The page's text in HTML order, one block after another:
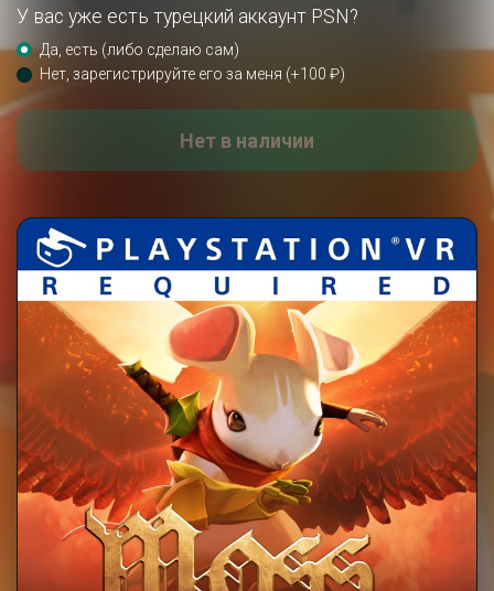
У вас уже есть турецкий аккаунт PSN?
Да, есть (либо сделаю сам)
Нет, зарегистрируйте его за меня (+100 ₽)
Нет в наличии